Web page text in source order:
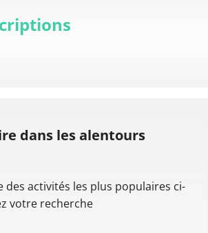
dans les alentours
des activités les plus populaires ci-
votre recherche